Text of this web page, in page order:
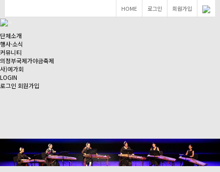
회원가입
로그인
HOME
단체소개
행사·소식
커뮤니티
의정부국제가야금축제
사)예가회
LOGIN
로그인 회원가입